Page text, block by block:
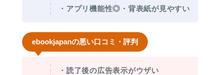
・アプリ機能性◎・背表紙が見やすい
ebookjapanの悪い口コミ・評判
・読了後の広告表示がウザい